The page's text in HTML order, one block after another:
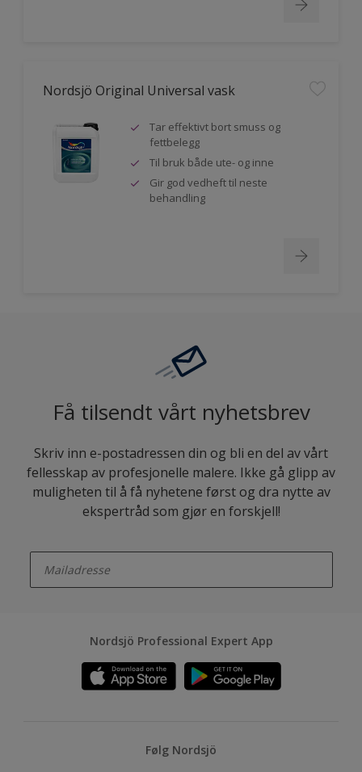
Nordsjö Original Universal vask
Tar effektivt bort smuss og
fettbelegg
Til bruk både ute- og inne
Gir god vedheft til neste
behandling
Få tilsendt vårt nyhetsbrev
Skriv inn e-postadressen din og bli en del av vårt
fellesskap av profesjonelle malere. Ikke gå glipp av
muligheten til å få nyhetene først og dra nytte av
ekspertråd som gjør en forskjell!
Nordsjö Professional Expert App
Følg Nordsjö